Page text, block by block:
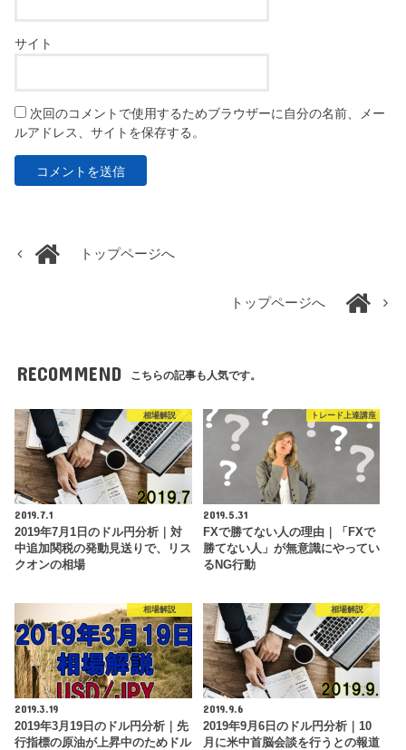
サイト
次回のコメントで使用するためブラウザーに自分の名前、メー
ルアドレス、サイトを保存する。
トップページへ
トップページへ
RECOMMEND こちらの記事も人気です。
相場解説
2019.7.1
2019年7月1日のドル円分析｜対
中追加関税の発動見送りで、リス
クオンの相場
トレード上達講座
2019.5.31
FXで勝てない人の理由｜「FXで
勝てない人」が無意識にやってい
るNG行動
相場解説
2019.3.19
2019年3月19日のドル円分析｜先
行指標の原油が上昇中のためドル
相場解説
2019.9.6
2019年9月6日のドル円分析｜10
月に米中首脳会談を行うとの報道